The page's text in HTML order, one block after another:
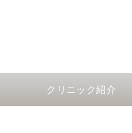
クリニック紹介